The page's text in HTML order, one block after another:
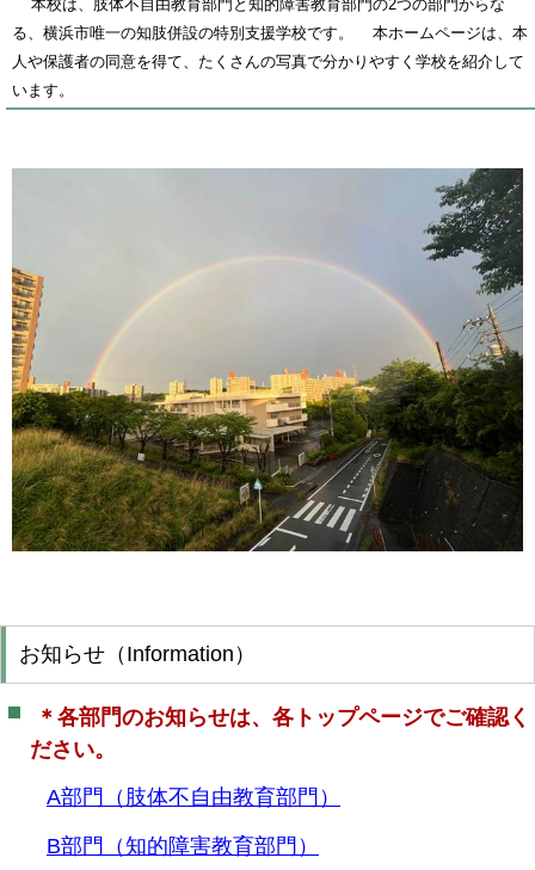
本校は、肢体不自由教育部門と知的障害教育部門の2つの部門からな
る、横浜市唯一の知肢併設の特別支援学校です。
本ホームページは、本
人や保護者の同意を得て、たくさんの写真で分かりやすく学校を紹介して
います。
お知らせ（Information）
＊各部門のお知らせは、各トップページでご確認く
ださい。
A部門（肢体不自由教育部門）
B部門（知的障害教育部門）